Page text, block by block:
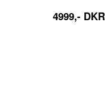
4999,- DKR